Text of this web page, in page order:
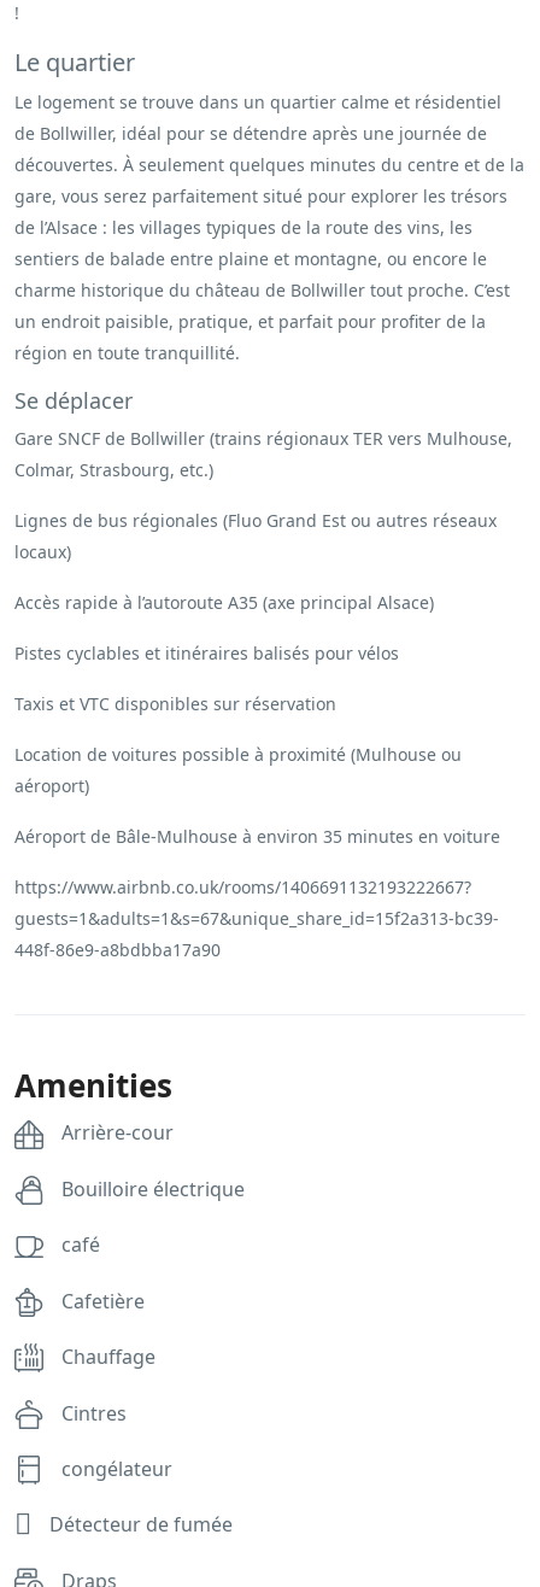
!
Le quartier
Le logement se trouve dans un quartier calme et résidentiel
de Bollwiller, idéal pour se détendre après une journée de
découvertes. À seulement quelques minutes du centre et de la
gare, vous serez parfaitement situé pour explorer les trésors
de l’Alsace : les villages typiques de la route des vins, les
sentiers de balade entre plaine et montagne, ou encore le
charme historique du château de Bollwiller tout proche. C’est
un endroit paisible, pratique, et parfait pour profiter de la
région en toute tranquillité.
Se déplacer
Gare SNCF de Bollwiller (trains régionaux TER vers Mulhouse,
Colmar, Strasbourg, etc.)
Lignes de bus régionales (Fluo Grand Est ou autres réseaux
locaux)
Accès rapide à l’autoroute A35 (axe principal Alsace)
Pistes cyclables et itinéraires balisés pour vélos
Taxis et VTC disponibles sur réservation
Location de voitures possible à proximité (Mulhouse ou
aéroport)
Aéroport de Bâle-Mulhouse à environ 35 minutes en voiture
https://www.airbnb.co.uk/rooms/1406691132193222667?
guests=1&adults=1&s=67&unique_share_id=15f2a313-bc39-
448f-86e9-a8bdbba17a90
Amenities
Arrière-cour
Bouilloire électrique
café
Cafetière
Chauffage
Cintres
congélateur
Détecteur de fumée
Draps